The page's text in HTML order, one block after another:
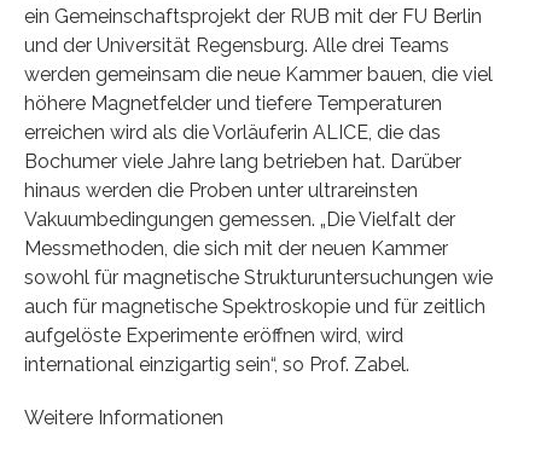
ein Gemeinschaftsprojekt der RUB mit der FU Berlin
und der Universität Regensburg. Alle drei Teams
werden gemeinsam die neue Kammer bauen, die viel
höhere Magnetfelder und tiefere Temperaturen
erreichen wird als die Vorläuferin ALICE, die das
Bochumer viele Jahre lang betrieben hat. Darüber
hinaus werden die Proben unter ultrareinsten
Vakuumbedingungen gemessen. „Die Vielfalt der
Messmethoden, die sich mit der neuen Kammer
sowohl für magnetische Strukturuntersuchungen wie
auch für magnetische Spektroskopie und für zeitlich
aufgelöste Experimente eröffnen wird, wird
international einzigartig sein“, so Prof. Zabel.
Weitere Informationen